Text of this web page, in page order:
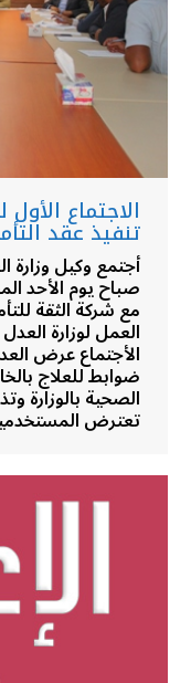
الاجتماع
تنفيذ عقد
أجتمع وكيل وزارة
مع شركة الثقة
العمل لوزارة
الأجتماع عرض
ضوابط للعلاج
الصحية بالوزارة
تعترض